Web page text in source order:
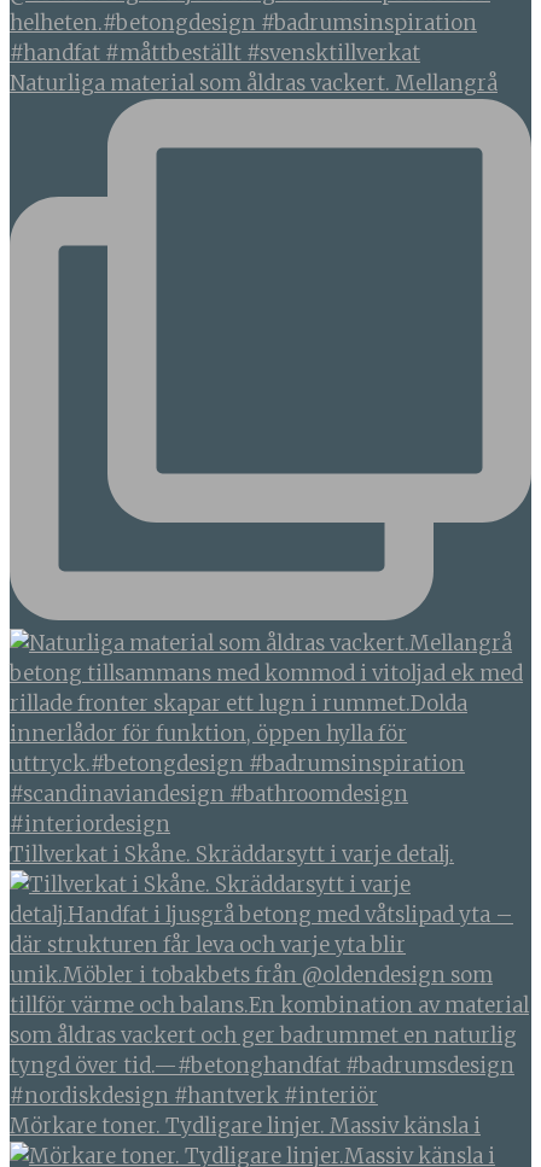
Naturliga material som åldras vackert. Mellangrå
Tillverkat i Skåne. Skräddarsytt i varje detalj.
Mörkare toner. Tydligare linjer. Massiv känsla i